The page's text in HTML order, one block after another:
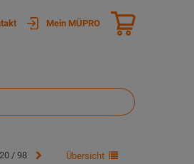
Mein MÜPRO
20 / 98 Übersicht